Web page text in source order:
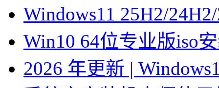
Windows11 25H2/
Win10 64位专业版iso
2026 年更新 |